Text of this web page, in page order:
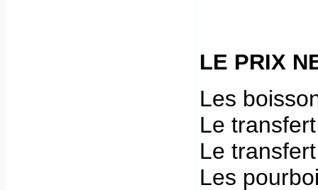
LE PRIX
Les
Le
Le
Les